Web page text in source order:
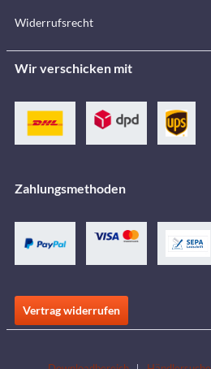
Widerrufsrecht
Wir verschicken mit
Zahlungsmethoden
Vertrag widerrufen